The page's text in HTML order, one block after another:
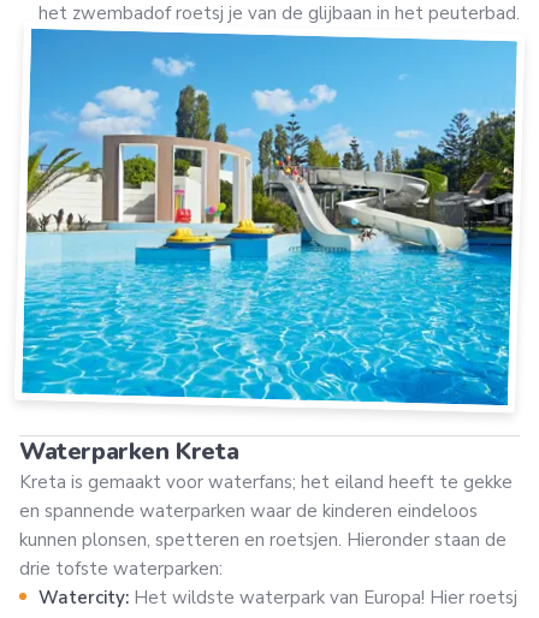
het zwembadof roetsj je van de glijbaan in het peuterbad.
Waterparken Kreta
Kreta is gemaakt voor waterfans; het eiland heeft te gekke
en spannende waterparken waar de kinderen eindeloos
kunnen plonsen, spetteren en roetsjen. Hieronder staan de
drie tofste waterparken:
Watercity: Het wildste waterpark van Europa! Hier roetsj